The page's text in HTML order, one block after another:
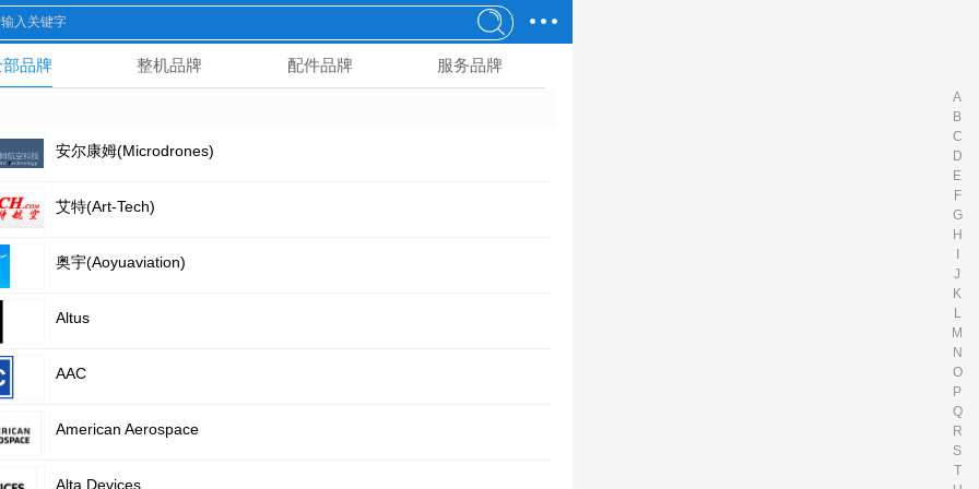
品牌 整机品牌 配件品牌 服务品牌
A
B
C
D
E
F
G
H
J
K
L
M
N
O
P
Q
R
S
T
安尔康姆(Microdrones)
艾特(Art-Tech)
奥宇(Aoyuaviation)
Altus
AAC
American Aerospace
Alta Devices